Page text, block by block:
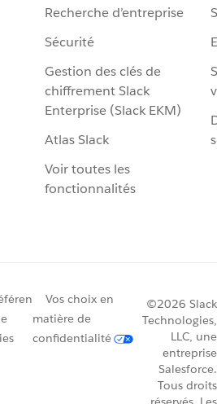
Recherche d’entreprise
Sécurité
Gestion des clés de
chiffrement Slack
Enterprise (Slack EKM)
Atlas Slack
Voir toutes les
fonctionnalités
Vos choix en
matière de
confidentialité
©2026 Slack
Technologies,
LLC, une
entreprise
Salesforce.
Tous droits